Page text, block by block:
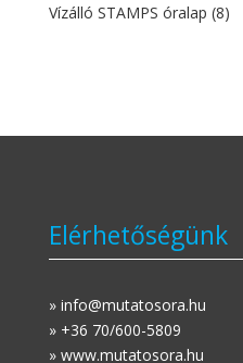
Vízálló STAMPS óralap (8)
Elérhetőségünk
» info@mutatosora.hu
» +36 70/600-5809
» www.mutatosora.hu